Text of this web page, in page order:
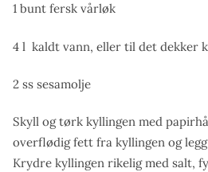
1 bunt fersk vårløk
4 l kaldt vann, eller til det dekker
2 ss sesamolje
Skyll og tørk kyllingen med
overflødig fett fra kyllingen og
Krydre kyllingen rikelig med salt,